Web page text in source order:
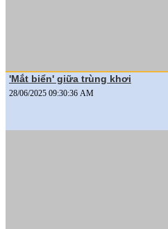
'Mắt biển' giữa trùng khơi
28/06/2025 09:30:36 AM